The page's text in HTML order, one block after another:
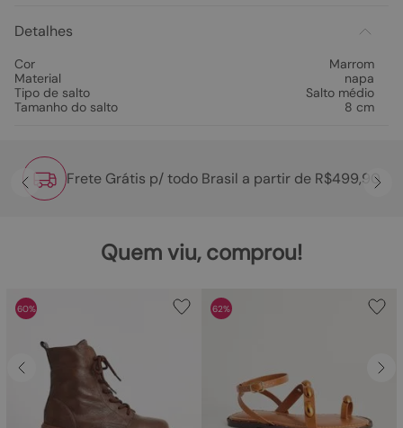
Detalhes
Cor
Marrom
Material
napa
Tipo de salto
Salto médio
Tamanho do salto
8 cm
Frete Grátis p/ todo Brasil a partir de R$499,90
Quem viu, comprou!
60% 62%